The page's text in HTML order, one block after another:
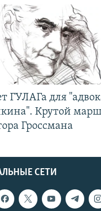
ГУЛАГа для
Крутой
Гроссмана
СЕТИ